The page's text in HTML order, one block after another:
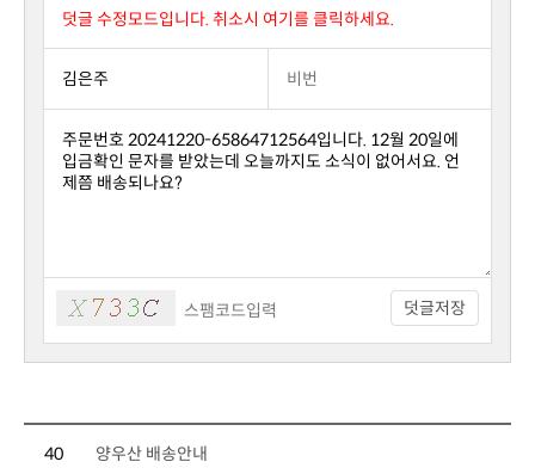
덧글 수정모드입니다. 취소시 여기를 클릭하세요.
덧글저장
40
양우산 배송안내